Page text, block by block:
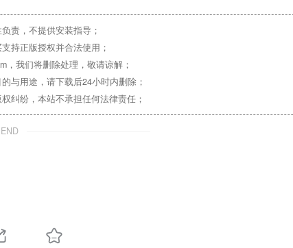
责，不提供安装指导；
持正版授权并合法使用；
，我们将删除处理，敬请谅解；
与用途，请下载后24小时内删除；
纠纷，本站不承担任何法律责任；